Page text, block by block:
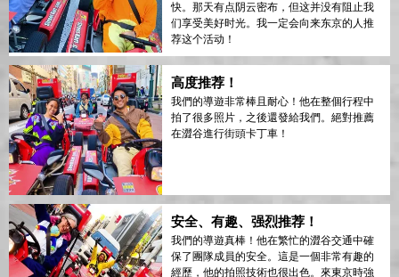
快。那天有点阴云密布，但这并没有阻止我
们享受美好时光。我一定会向来东京的人推
荐这个活动！
高度推荐！
我們的導遊非常棒且耐心！他在整個行程中
拍了很多照片，之後還發給我們。絕對推薦
在澀谷進行街頭卡丁車！
安全、有趣、强烈推荐！
我們的導遊真棒！他在繁忙的澀谷交通中確
保了團隊成員的安全。這是一個非常有趣的
經歷，他的拍照技術也很出色。來東京時強